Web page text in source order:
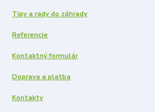
Tipy a rady do záhrady
Referencie
Kontaktný formulár
Doprava a platba
Kontakty